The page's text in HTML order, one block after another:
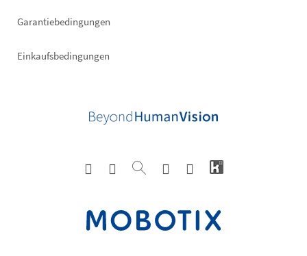
Garantiebedingungen
Einkaufsbedingungen